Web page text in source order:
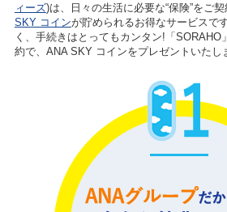
ィーズ)は、日々の生活に必要な“保険”をご
SKY コインが貯められるお得なサービスで
く、手続きはとってもカンタン!「SORAHO
約で、ANA SKY コインをプレゼントいたし